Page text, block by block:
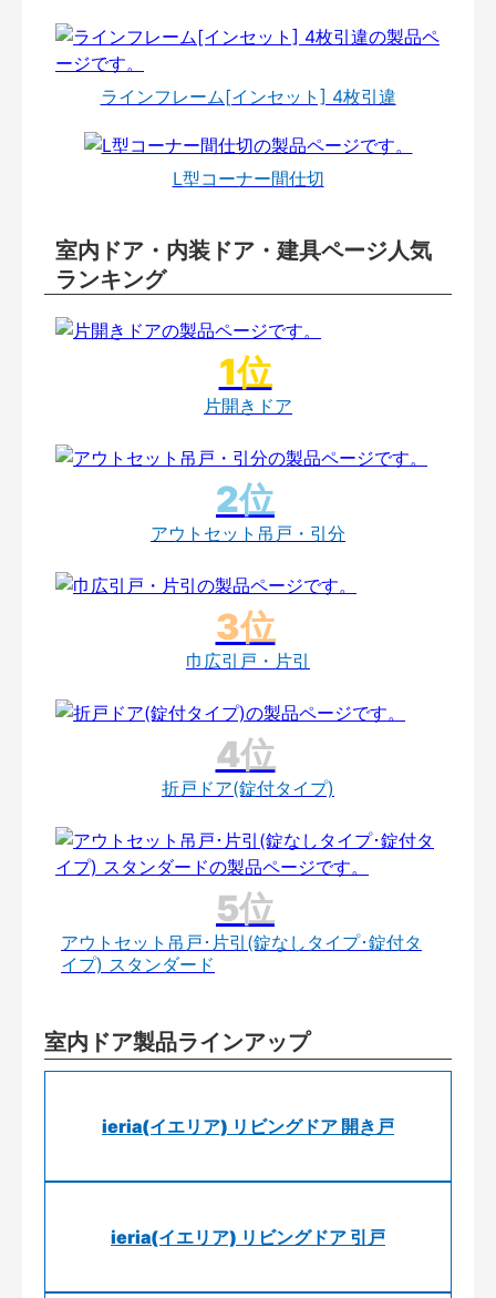
ラインフレーム[インセット] 4枚引違
L型コーナー間仕切
室内ドア・内装ドア・建具ページ人気
ランキング
片開きドア
アウトセット吊戸・引分
巾広引戸・片引
折戸ドア(錠付タイプ)
アウトセット吊戸･片引(錠なしタイプ･錠付タ
イプ) スタンダード
室内ドア製品ラインアップ
ieria(イエリア) リビングドア 開き戸
ieria(イエリア) リビングドア 引戸